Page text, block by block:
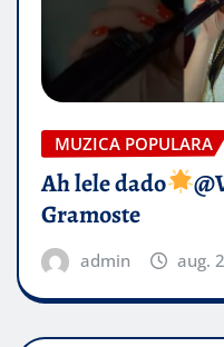
MUZICA POPULARA
Ah lele dado​
Gramoste
admin aug.